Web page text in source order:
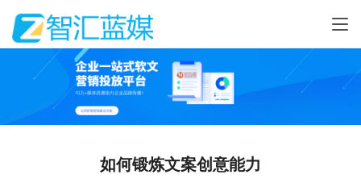
如何锻炼文案创意能力